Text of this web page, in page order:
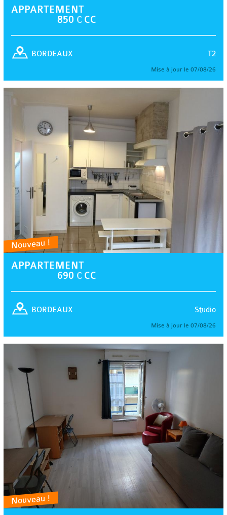
APPARTEMENT
850 € CC
T2
BORDEAUX
Mise à jour le 07/08/26
Nouveau !
APPARTEMENT
690 € CC
Studio
BORDEAUX
Mise à jour le 07/08/26
Nouveau !